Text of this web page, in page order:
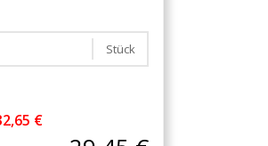
Stück
€